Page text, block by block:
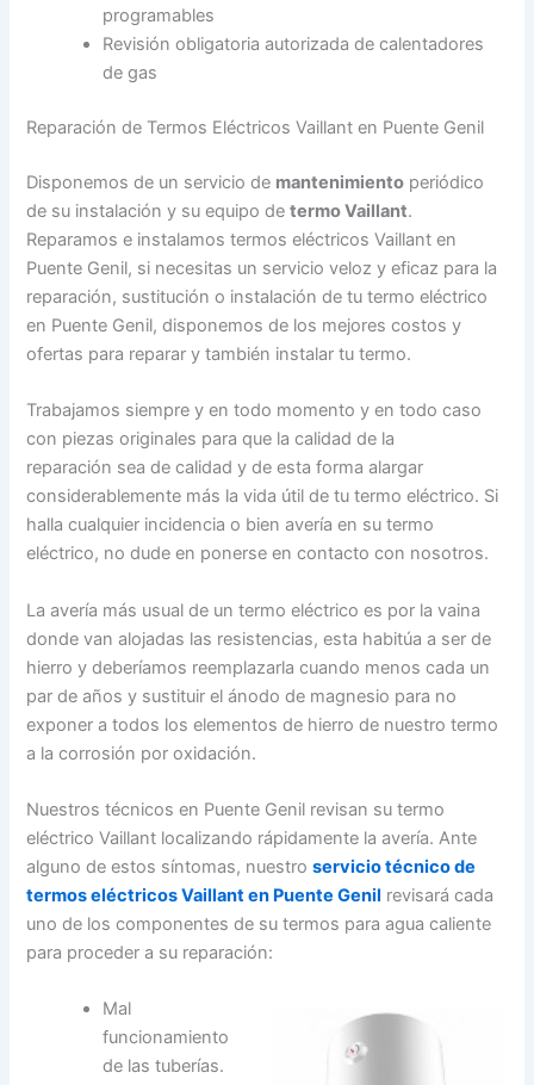
programables
Revisión obligatoria autorizada de calentadores
de gas
Reparación de Termos Eléctricos Vaillant en Puente Genil
Disponemos de un servicio de mantenimiento periódico
de su instalación y su equipo determo Vaillant.
Reparamos e instalamos termos eléctricos Vaillant en
Puente Genil, si necesitas un servicio veloz y eficaz para la
reparación, sustitución o instalación de tu termo eléctrico
en Puente Genil, disponemos de los mejores costos y
ofertas para reparar y también instalar tu termo.
Trabajamos siempre y en todo momento y en todo caso
con piezas originales para que la calidad de la
reparación sea de calidad y de esta forma alargar
considerablemente más la vida útil de tu termo eléctrico. Si
halla cualquier incidencia o bien avería en su termo
eléctrico, no dude en ponerse en contacto con nosotros.
La avería más usual de un termo eléctrico es por la vaina
donde van alojadas las resistencias, esta habitúa a ser de
hierro y deberíamos reemplazarla cuando menos cada un
par de años y sustituir el ánodo de magnesio para no
exponer a todos los elementos de hierro de nuestro termo
a la corrosión por oxidación.
Nuestros técnicos en Puente Genil revisan su termo
eléctrico Vaillant localizando rápidamente la avería. Ante
alguno de estos síntomas, nuestroservicio técnico de
termos eléctricos Vaillant en Puente Genil revisará cada
uno de los componentes de su termos para agua caliente
para proceder a su reparación:
Mal
funcionamiento
de las tuberías.